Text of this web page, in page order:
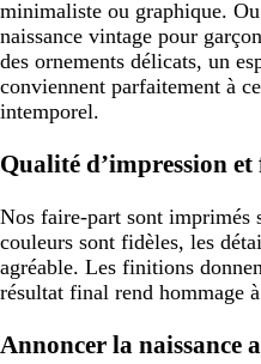
minimaliste ou graphique.
naissance vintage pour
des ornements délicats, un
conviennent parfaitement à
intemporel.
Qualité d’impression
Nos faire-part sont imprimés
couleurs sont fidèles, les
agréable. Les finitions
résultat final rend hommage
Annoncer la naissance